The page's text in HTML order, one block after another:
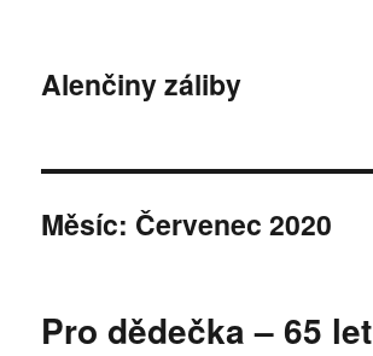
Alenčiny záliby
Měsíc: Červenec 2020
Pro dědečka – 65 let